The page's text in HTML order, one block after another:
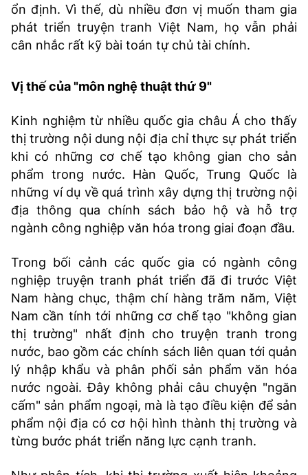
ổn định. Vì thế, dù nhiều đơn vị muốn tham gia
phát triển truyện tranh Việt Nam, họ vẫn phải
cân nhắc rất kỹ bài toán tự chủ tài chính.
Vị thế của "môn nghệ thuật thứ 9"
Kinh nghiệm từ nhiều quốc gia châu Á cho thấy
thị trường nội dung nội địa chỉ thực sự phát triển
khi có những cơ chế tạo không gian cho sản
phẩm trong nước. Hàn Quốc, Trung Quốc là
những ví dụ về quá trình xây dựng thị trường nội
địa thông qua chính sách bảo hộ và hỗ trợ
ngành công nghiệp văn hóa trong giai đoạn đầu.
Trong bối cảnh các quốc gia có ngành công
nghiệp truyện tranh phát triển đã đi trước Việt
Nam hàng chục, thậm chí hàng trăm năm, Việt
Nam cần tính tới những cơ chế tạo "không gian
thị trường" nhất định cho truyện tranh trong
nước, bao gồm các chính sách liên quan tới quản
lý nhập khẩu và phân phối sản phẩm văn hóa
nước ngoài. Đây không phải câu chuyện "ngăn
cấm" sản phẩm ngoại, mà là tạo điều kiện để sản
phẩm nội địa có cơ hội hình thành thị trường và
từng bước phát triển năng lực cạnh tranh.